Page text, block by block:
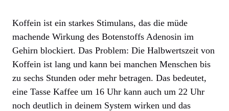
Koffein ist ein starkes Stimulans, das die müde
machende Wirkung des Botenstoffs Adenosin im
Gehirn blockiert. Das Problem: Die Halbwertszeit von
Koffein ist lang und kann bei manchen Menschen bis
zu sechs Stunden oder mehr betragen. Das bedeutet,
eine Tasse Kaffee um 16 Uhr kann auch um 22 Uhr
noch deutlich in deinem System wirken und das